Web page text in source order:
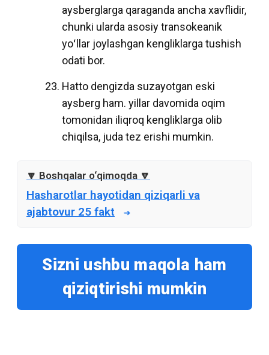
aysberglarga qaraganda ancha xavflidir,
chunki ularda asosiy transokeanik
yoʻllar joylashgan kengliklarga tushish
odati bor.
Hatto dengizda suzayotgan eski
aysberg ham. yillar davomida oqim
tomonidan iliqroq kengliklarga olib
chiqilsa, juda tez erishi mumkin.
Hasharotlar hayotidan qiziqarli va
ajabtovur 25 fakt
Sizni ushbu maqola ham
qiziqtirishi mumkin